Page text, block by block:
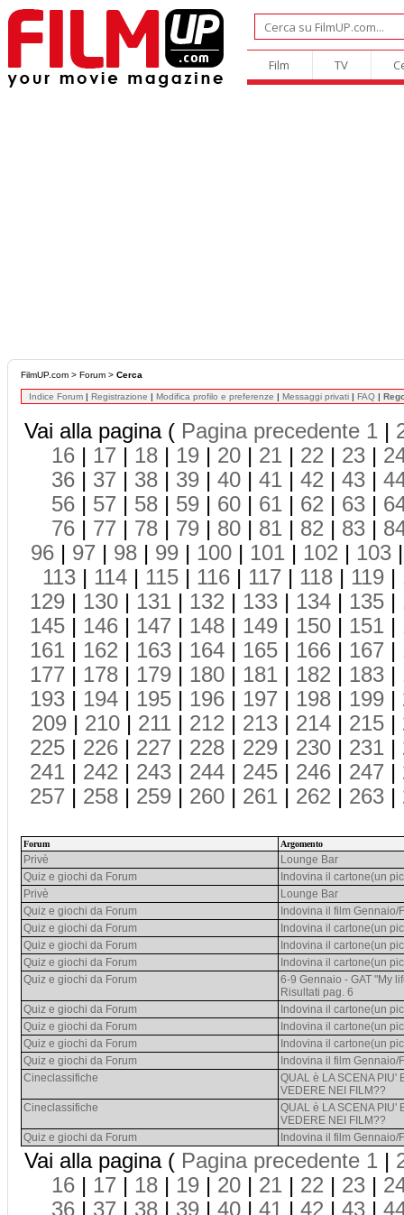
Film TV
FilmUP.com > Forum > Cerca
Indice Forum | Registrazione | Modifica profilo e preferenze | Messaggi privati | FAQ |
Vai alla pagina ( Pagina precedente 1 |
16 | 17 | 18 | 19 | 20 | 21 | 22 | 23 |
36 | 37 | 38 | 39 | 40 | 41 | 42 | 43 |
56 | 57 | 58 | 59 | 60 | 61 | 62 | 63 |
76 | 77 | 78 | 79 | 80 | 81 | 82 | 83 |
96 | 97 | 98 | 99 | 100 | 101 | 102 | 103
113 | 114 | 115 | 116 | 117 | 118 | 119 |
129 | 130 | 131 | 132 | 133 | 134 | 135 |
145 | 146 | 147 | 148 | 149 | 150 | 151 |
161 | 162 | 163 | 164 | 165 | 166 | 167 |
177 | 178 | 179 | 180 | 181 | 182 | 183 |
193 | 194 | 195 | 196 | 197 | 198 | 199 |
209 | 210 | 211 | 212 | 213 | 214 | 215 |
225 | 226 | 227 | 228 | 229 | 230 | 231 |
241 | 242 | 243 | 244 | 245 | 246 | 247 |
257 | 258 | 259 | 260 | 261 | 262 | 263 |
Forum Argomento
Privè
Lounge Bar
Quiz e giochi da Forum
Indovina il cartone(un
Privè
Lounge Bar
Quiz e giochi da Forum
Indovina il film Gennaio/
Quiz e giochi da Forum
Indovina il cartone(un
Quiz e giochi da Forum
Indovina il cartone(un
Quiz e giochi da Forum
Indovina il cartone(un
Quiz e giochi da Forum
6-9 Gennaio - GAT "My
Risultati pag. 6
Quiz e giochi da Forum
Indovina il cartone(un
Quiz e giochi da Forum
Indovina il cartone(un
Quiz e giochi da Forum
Indovina il cartone(un
Quiz e giochi da Forum
Indovina il film Gennaio/
Cineclassifiche
QUAL è LA SCENA PIU'
VEDERE NEI FILM??
Cineclassifiche
QUAL è LA SCENA PIU'
VEDERE NEI FILM??
Quiz e giochi da Forum
Indovina il film Gennaio/
Vai alla pagina ( Pagina precedente 1 |
16 | 17 | 18 | 19 | 20 | 21 | 22 | 23 |
36 | 37 | 38 | 39 | 40 | 41 | 42 | 43 |